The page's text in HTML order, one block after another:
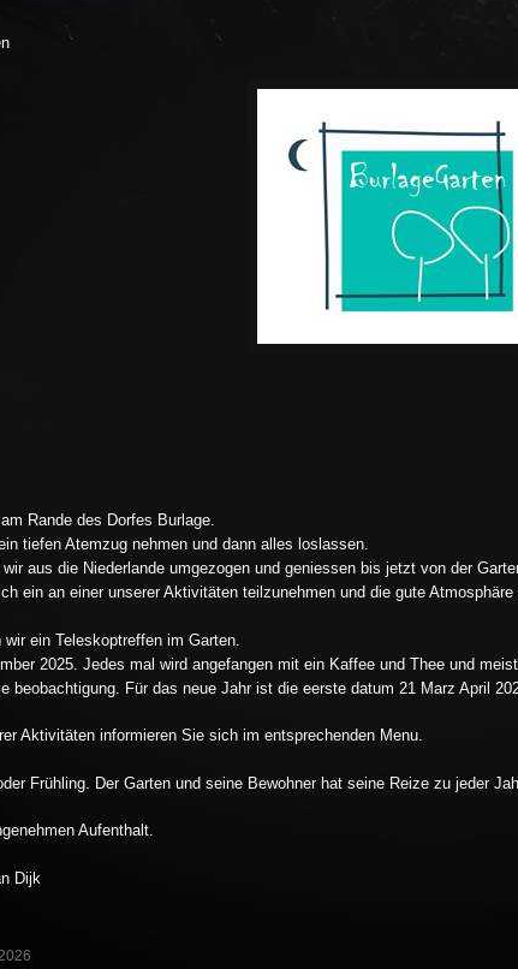
Rande des Dorfes Burlage.
tiefen Atemzug nehmen und dann alles loslassen.
aus die Niederlande umgezogen und geniessen bis jetzt von der
ein an einer unserer Aktivitäten teilzunehmen und die gute Atmosphäre
ein Teleskoptreffen im Garten.
2025. Jedes mal wird angefangen mit ein Kaffee und Thee und
beobachtigung. Für das neue Jahr ist die eerste datum 21 Marz April
Aktivitäten informieren Sie sich im entsprechenden Menu.
Frühling. Der Garten und seine Bewohner hat seine Reize zu jeder
Aufenthalt.
Dijk